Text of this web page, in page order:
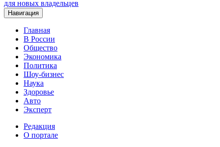
для новых владельцев
Навигация
Главная
В России
Общество
Экономика
Политика
Шоу-бизнес
Наука
Здоровье
Авто
Эксперт
Редакция
О портале